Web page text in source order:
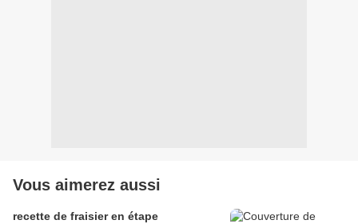
Vous aimerez aussi
recette de fraisier en étape